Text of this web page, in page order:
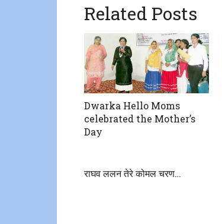
Related Posts
Dwarka Hello Moms
celebrated the Mother’s
Day
राघव ललन तेरे कोमल चरण…